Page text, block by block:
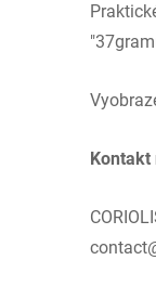
Kontakt